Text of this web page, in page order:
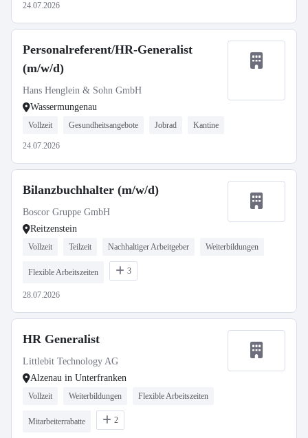
24.07.2026
Personalreferent/HR-Generalist
(m/w/d)
Hans Henglein & Sohn GmbH
Wassermungenau
Vollzeit Gesundheitsangebote Jobrad Kantine
24.07.2026
Bilanzbuchhalter (m/w/d)
Boscor Gruppe GmbH
Reitzenstein
Vollzeit Teilzeit Nachhaltiger Arbeitgeber Weiterbildungen
Flexible Arbeitszeiten 3
28.07.2026
HR Generalist
Littlebit Technology AG
Alzenau in Unterfranken
Vollzeit Weiterbildungen Flexible Arbeitszeiten
Mitarbeiterrabatte 2